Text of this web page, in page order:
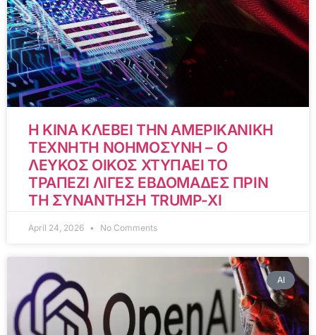
Η ΚΙΝΑ ΚΛΕΒΕΙ ΤΗΝ ΑΜΕΡΙΚΑΝΙΚΗ
ΤΕΧΝΗΤΗ ΝΟΗΜΟΣΥΝΗ – Ο
ΛΕΥΚΟΣ ΟΙΚΟΣ ΧΤΥΠΑΕΙ ΤΟ
ΤΡΑΠΕΖΙ ΛΙΓΕΣ ΕΒΔΟΜΑΔΕΣ ΠΡΙΝ
ΤΗ ΣΥΝΑΝΤΗΣΗ TRUMP-XI
April 24, 2026 No Comments
AI